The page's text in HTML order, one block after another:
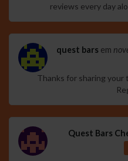
reviews every day
quest barsem
Thanks for sharing
Quest Bars